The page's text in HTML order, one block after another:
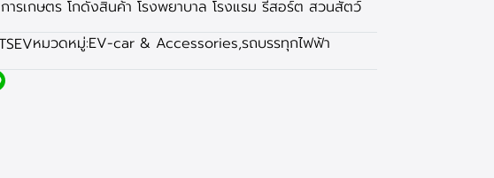
การเกษตร โกดังสินค้า โรงพยาบาล โรงแรม รีสอร์ต สวนสัตว์
หมวดหมู่:EV-car & Accessories,รถบรรทุกไฟฟ้า